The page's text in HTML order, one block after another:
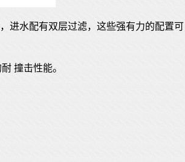
进水配有双层过滤，这些强有力的配置可
撞击性能。